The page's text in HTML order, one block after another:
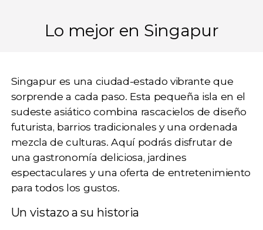
Lo mejor en Singapur
Singapur es una ciudad-estado vibrante que
sorprende a cada paso. Esta pequeña isla en el
sudeste asiático combina rascacielos de diseño
futurista, barrios tradicionales y una ordenada
mezcla de culturas. Aquí podrás disfrutar de
una gastronomía deliciosa, jardines
espectaculares y una oferta de entretenimiento
para todos los gustos.
Un vistazo a su historia